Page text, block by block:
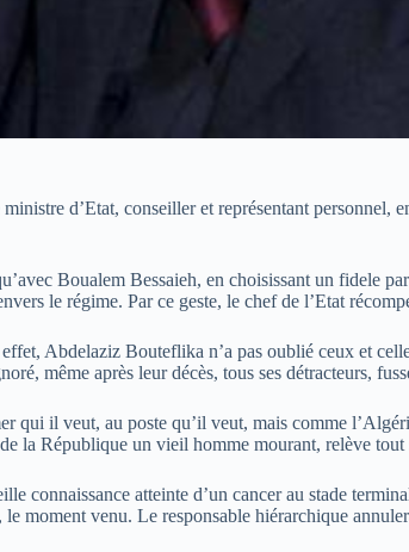
d’Etat, conseiller et représentant personnel,
Boualem Bessaieh, en choisissant un fidele
le régime. Par ce geste, le chef de l’Etat
Abdelaziz Bouteflika n’a pas oublié ceux et
même après leur décès, tous ses détracteurs,
qui il veut, au poste qu’il veut, mais comme
la République un vieil homme mourant, relève
connaissance atteinte d’un cancer au stade
moment venu. Le responsable hiérarchique